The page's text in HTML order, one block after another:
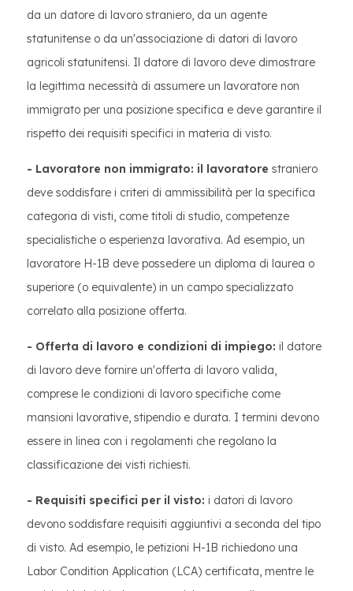
da un datore di lavoro straniero, da un agente
statunitense o da un'associazione di datori di lavoro
agricoli statunitensi. Il datore di lavoro deve dimostrare
la legittima necessità di assumere un lavoratore non
immigrato per una posizione specifica e deve garantire il
rispetto dei requisiti specifici in materia di visto.
- Lavoratore non immigrato: il lavoratore straniero
deve soddisfare i criteri di ammissibilità per la specifica
categoria di visti, come titoli di studio, competenze
specialistiche o esperienza lavorativa. Ad esempio, un
lavoratore H-1B deve possedere un diploma di laurea o
superiore (o equivalente) in un campo specializzato
correlato alla posizione offerta.
- Offerta di lavoro e condizioni di impiego: il datore
di lavoro deve fornire un'offerta di lavoro valida,
comprese le condizioni di lavoro specifiche come
mansioni lavorative, stipendio e durata. I termini devono
essere in linea con i regolamenti che regolano la
classificazione dei visti richiesti.
- Requisiti specifici per il visto: i datori di lavoro
devono soddisfare requisiti aggiuntivi a seconda del tipo
di visto. Ad esempio, le petizioni H-1B richiedono una
Labor Condition Application (LCA) certificata, mentre le